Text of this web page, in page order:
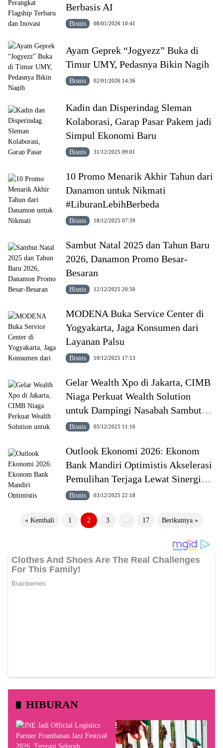
Berbasis AI
Bisnis 08/01/2026 10:41
Ayam Geprek “Jogyezz” Buka di
Timur UMY, Pedasnya Bikin Nagih
Bisnis 02/01/2026 14:36
Kadin dan Disperindag Sleman
Kolaborasi, Garap Pasar Pakem jadi
Simpul Ekonomi Baru
Bisnis 31/12/2025 09:01
10 Promo Menarik Akhir Tahun dari
Danamon untuk Nikmati
#LiburanLebihBerbeda
Bisnis 18/12/2025 07:59
Sambut Natal 2025 dan Tahun Baru
2026, Danamon Promo Besar-
Besaran
Bisnis 12/12/2025 20:50
MODENA Buka Service Center di
Yogyakarta, Jaga Konsumen dari
Layanan Palsu
Bisnis 10/12/2025 17:13
Gelar Wealth Xpo di Jakarta, CIMB
Niaga Perkuat Wealth Solution
untuk Dampingi Nasabah Sambut
2026
Bisnis 05/12/2025 11:16
Outlook Ekonomi 2026: Ekonom
Bank Mandiri Optimistis Akselerasi
Pemulihan Terjaga Lewat Sinergi
Kebijakan Pemerintah
Bisnis 03/12/2025 22:18
Paginasi
« Kembali 1 2 3 … 17 Berikutnya »
HIBURAN